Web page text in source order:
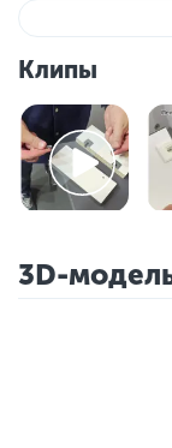
Клипы
3D-